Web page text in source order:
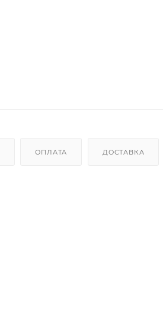
ОПЛАТА ДОСТАВКА